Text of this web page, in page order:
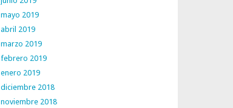
mayo 2019
abril 2019
marzo 2019
febrero 2019
enero 2019
diciembre 2018
noviembre 2018